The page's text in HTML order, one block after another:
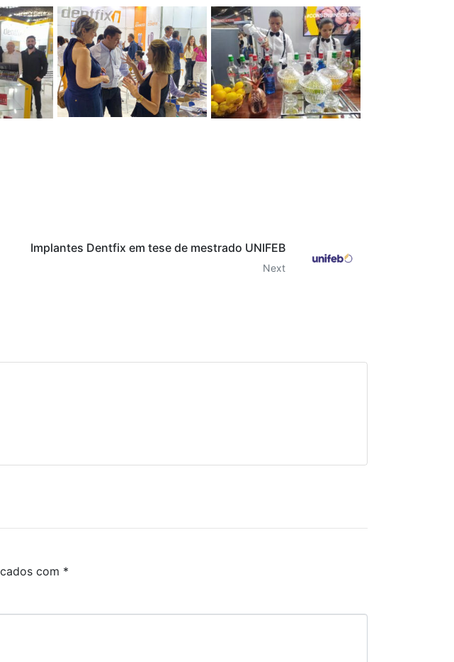
Implantes Dentfix em tese de mestrado UNIFEB
Next
com *